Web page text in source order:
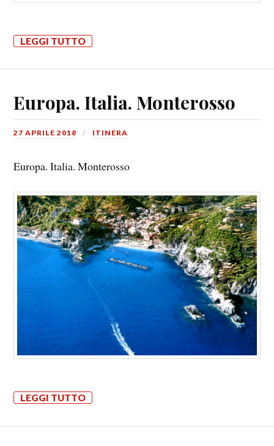
LEGGI TUTTO
Europa. Italia. Monterosso
27 APRILE 2018 ITINERA
Europa. Italia. Monterosso
LEGGI TUTTO